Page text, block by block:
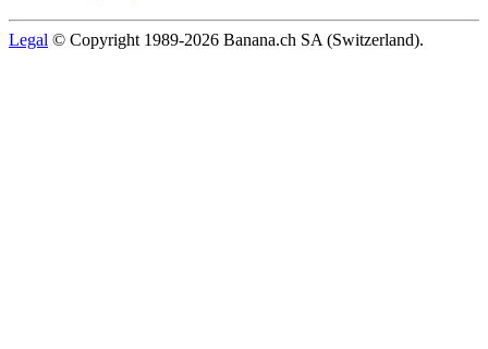
Legal © Copyright 1989-2026 Banana.ch SA (Switzerland).